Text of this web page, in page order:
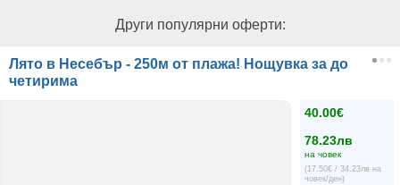
Други популярни оферти:
Лято в Несебър - 250м от плажа! Нощувка за до
четирима
40.00€
78.23лв
на човек
(17.50€ / 34.23лв на
човек/ден)